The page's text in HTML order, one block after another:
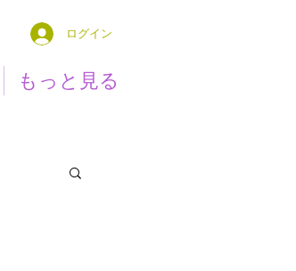
ログイン
もっと見る